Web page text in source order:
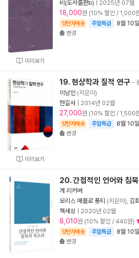
미리보기
비(도서출판b)
2025년 07월
18,000원 (10% 할인 / 1,000
양탄자배송 주말특급 8월 10
송 변경
미리보기
19. 현상학과 질적 연구 -
이남인 (지은이)
한길사
2014년 02월
27,000원 (10% 할인 / 1,500
양탄자배송 주말특급 8월 10
송 변경
20. 간접적인 언어와 침묵
계 리커버
모리스 메를로 퐁티 (지은이), 김
책세상
2020년 02월
8,010원 (10% 할인 / 440원)
양탄자배송 주말특급 8월 10
송 변경